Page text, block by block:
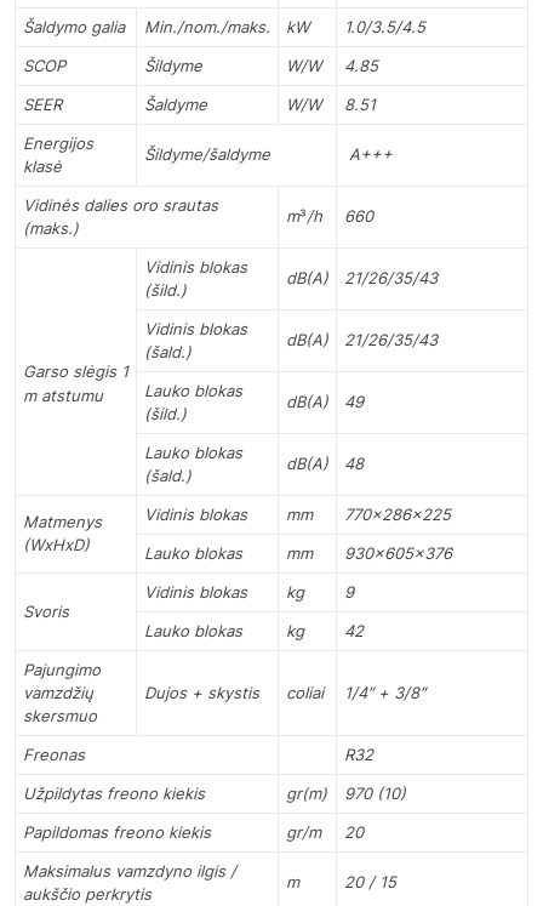
Šaldymo galia Min./nom./maks. kW
1.0/3.5/4.5
SCOP
Šildyme W/W
4.85
SEER
Šaldyme W/W
8.51
Energijos
klasė
Šildyme/šaldyme A+++
Vidinės dalies oro srautas
(maks.)
m³/h 660
Garso slėgis 1
m atstumu
Vidinis blokas
(šild.)
dB(A) 21/26/35/43
Vidinis blokas
(šald.)
dB(A) 21/26/35/43
Lauko blokas
(šild.)
dB(A) 49
Lauko blokas
(šald.)
dB(A) 48
Matmenys
(WxHxD)
Vidinis blokas mm
770x286x225
Lauko blokas
mm 930x605x376
Svoris
Vidinis blokas kg
9
Lauko blokas
kg
42
Pajungimo
vamzdžių
skersmuo
Dujos + skystis coliai 1/4″ + 3/8″
Freonas
R32
Užpildytas freono kiekis
gr(m)
970 (10)
Papildomas freono kiekis gr/m
20
Maksimalus vamzdyno ilgis /
aukščio perkrytis
m 20 / 15